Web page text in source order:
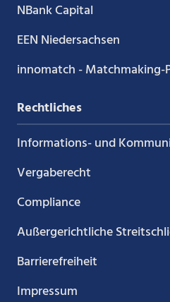
NBank Capital
EEN Niedersachsen
innomatch -
Rechtliches
Informations- und
Vergaberecht
Compliance
Außergerichtliche
Barrierefreiheit
Impressum